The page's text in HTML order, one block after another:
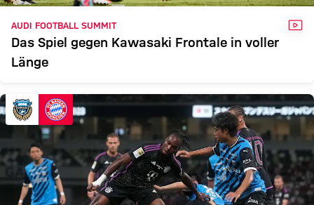
AUDI FOOTBALL SUMMIT
Das Spiel gegen Kawasaki Frontale in voller
Länge